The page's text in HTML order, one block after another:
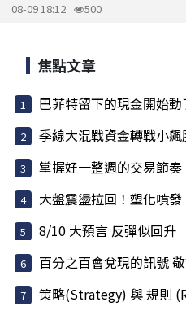
08-09 18:12 500
焦點文章
巴菲特留下的現金開始
季線大混戰資金轉戰小
掌握好一整週的交易節
大盤震盪拉回！塑化噴
8/10 大預言 反彈似回升
百分之百會兌現的訊號
策略(Strategy) 與 規則